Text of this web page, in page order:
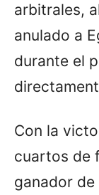
arbitrales,
anulado a
durante el
Con la
cuartos de
ganador